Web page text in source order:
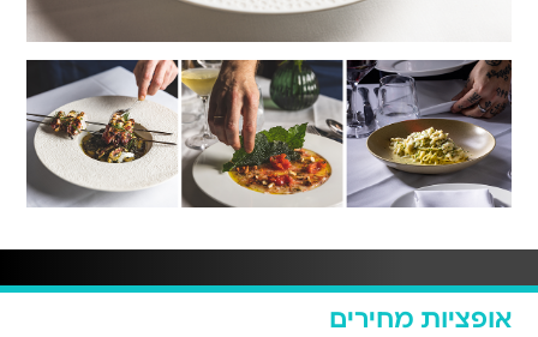
אופציות מחירים